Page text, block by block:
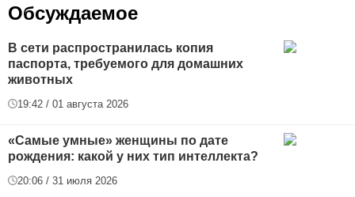
Обсуждаемое
В сети распространилась копия
паспорта, требуемого для домашних
животных
19:42 / 01 августа 2026
«Самые умные» женщины по дате
рождения: какой у них тип интеллекта?
20:06 / 31 июля 2026